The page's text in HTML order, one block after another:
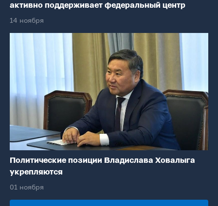
активно поддерживает федеральный центр
14 ноября
Политические позиции Владислава Ховалыга
укрепляются
01 ноября